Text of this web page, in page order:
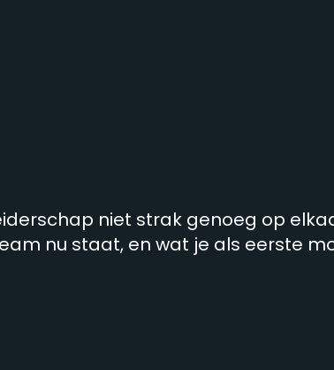
niet strak genoeg op
nu staat, en wat je als eerste